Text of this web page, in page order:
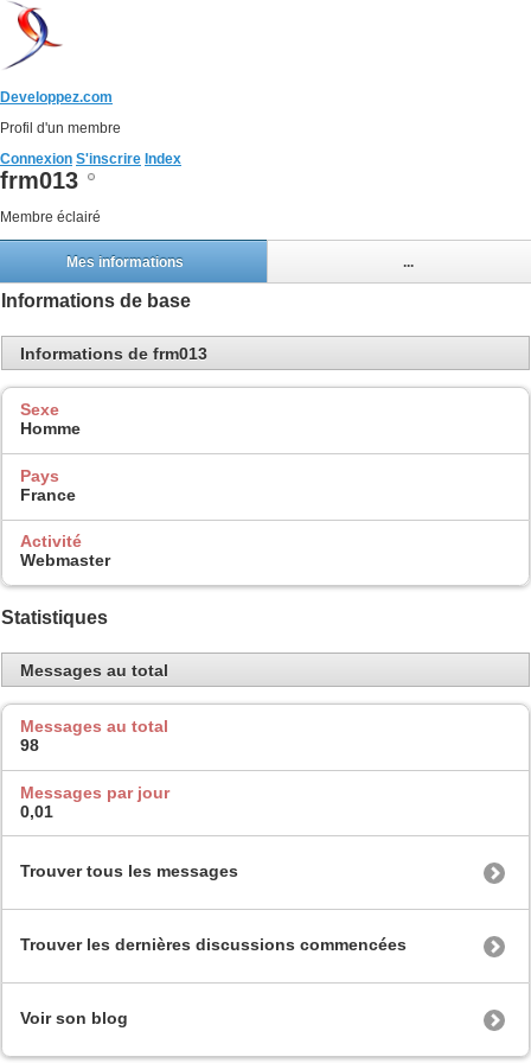
Developpez.com
Profil d'un membre
Connexion S'inscrire Index
frm013
Membre éclairé
Mes informations ...
Informations de base
Informations de frm013
Sexe
Homme
Pays
France
Activité
Webmaster
Statistiques
Messages au total
Messages au total
98
Messages par jour
0,01
Trouver tous les messages
Trouver les dernières discussions commencées
Voir son blog